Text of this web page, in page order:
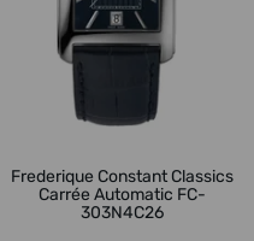
Frederique Constant Classics
Carrée Automatic FC-
303N4C26